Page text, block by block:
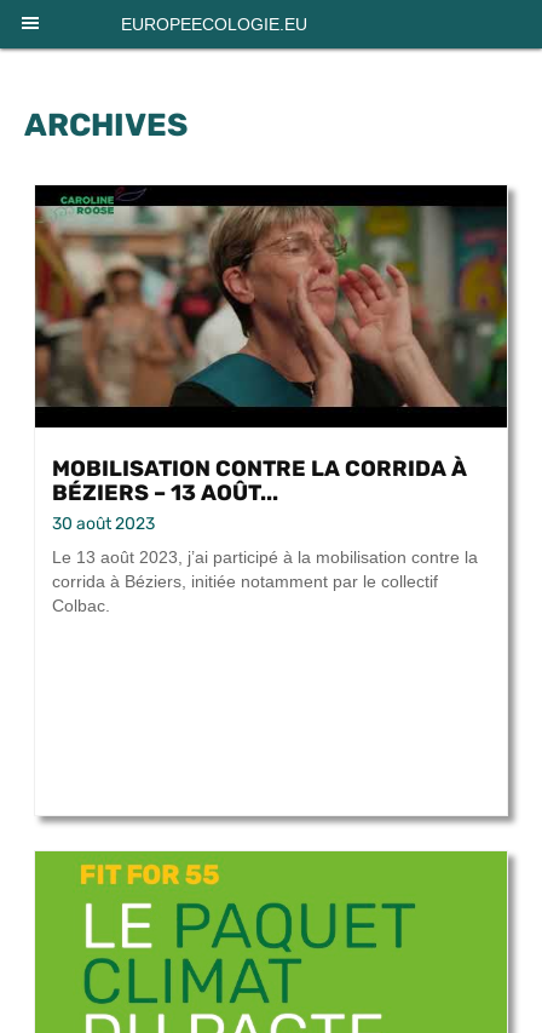
EUROPEECOLOGIE.EU
ARCHIVES
MOBILISATION CONTRE LA CORRIDA À
BÉZIERS – 13 AOÛT...
30 août 2023
Le 13 août 2023, j’ai participé à la mobilisation contre la
corrida à Béziers, initiée notamment par le collectif
Colbac.